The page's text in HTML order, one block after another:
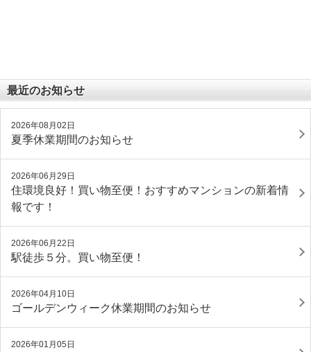
最近のお知らせ
2026年08月02日
夏季休業期間のお知らせ
2026年06月29日
住環境良好！買い物至便！おすすめマンションの新着情
報です！
2026年06月22日
駅徒歩５分。買い物至便！
2026年04月10日
ゴールデンウィーク休業期間のお知らせ
2026年01月05日